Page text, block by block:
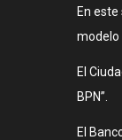
En
modelo
El
BPN”.
El